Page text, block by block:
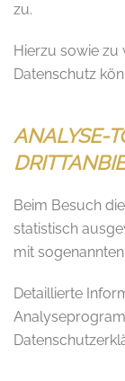
zu.
Hierzu sowie zu
Datenschutz
ANALYSE-
Beim Besuch
statistisch
mit
Detaillierte